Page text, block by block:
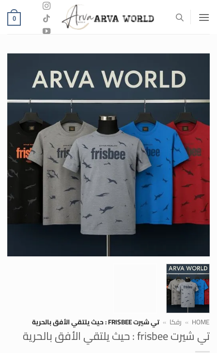
للمحتوى
0
HOME
» رفكا » تي شيرت FRISBEE : حيث يلتقي الأفق بالحرية
تي شيرت frisbee : حيث يلتقي الأفق بالحرية